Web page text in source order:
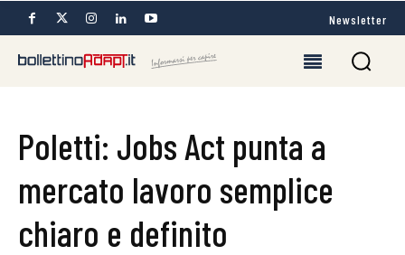
Newsletter
Poletti: Jobs Act punta a
mercato lavoro semplice
chiaro e definito